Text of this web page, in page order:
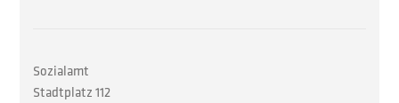
Sozialamt
Stadtplatz 112